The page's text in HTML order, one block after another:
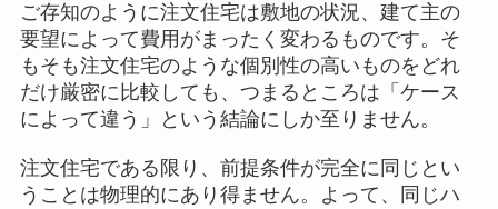
ご存知のように注文住宅は敷地の状況、建て主の
要望によって費用がまったく変わるものです。そ
もそも注文住宅のような個別性の高いものをどれ
だけ厳密に比較しても、つまるところは「ケース
によって違う」という結論にしか至りません。
注文住宅である限り、前提条件が完全に同じとい
うことは物理的にあり得ません。よって、同じハ